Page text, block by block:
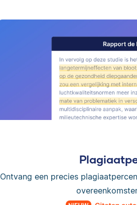
Ontvang een precies